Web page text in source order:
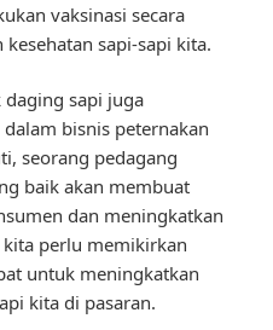
vaksinasi secara
sapi-sapi kita.
daging sapi juga
bisnis peternakan
seorang pedagang
baik akan membuat
dan meningkatkan
kita perlu memikirkan
untuk meningkatkan
kita di pasaran.